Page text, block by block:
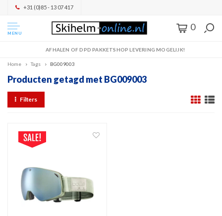
+31 (0)85 - 13 07 417
MENU
0
AFHALEN OF DPD PAKKETSHOP LEVERING MOGELIJK!
Home Tags BG009003
Producten getagd met BG009003
Filters